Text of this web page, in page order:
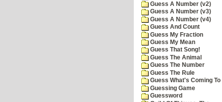
Guess A Number (v2)
Guess A Number (v3)
Guess A Number (v4)
Guess And Count
Guess My Fraction
Guess My Mean
Guess That Song!
Guess The Animal
Guess The Number
Guess The Rule
Guess What's Coming To
Guessing Game
Guessword